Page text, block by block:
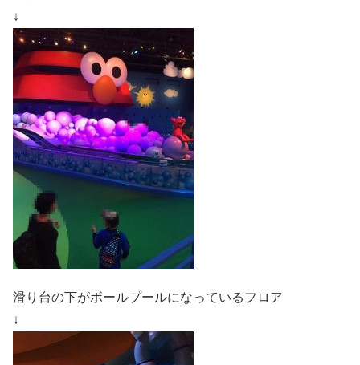
↓
滑り台の下がボールプールになっているフロア
↓